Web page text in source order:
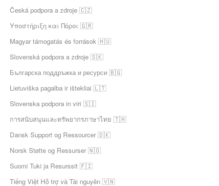
Česká podpora a zdroje 🇨🇿
Υποστήριξη και Πόροι 🇬🇷
Magyar támogatás és források 🇭🇺
Slovenská podpora a zdroje 🇸🇰
Българска поддръжка и ресурси 🇧🇬
Lietuviška pagalba ir ištekliai 🇱🇹
Slovenska podpora in viri 🇸🇮
การสนับสนุนและทรัพยากรภาษาไทย 🇹🇭
Dansk Support og Ressourcer 🇩🇰
Norsk Støtte og Ressurser 🇳🇴
Suomi Tuki ja Resurssit 🇫🇮
Tiếng Việt Hỗ trợ và Tài nguyên 🇻🇳